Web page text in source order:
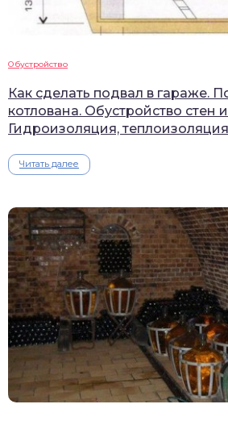
Обустройство
Как сделать подвал в гараже.
котлована. Обустройство стен
Гидроизоляция,
Читать далее